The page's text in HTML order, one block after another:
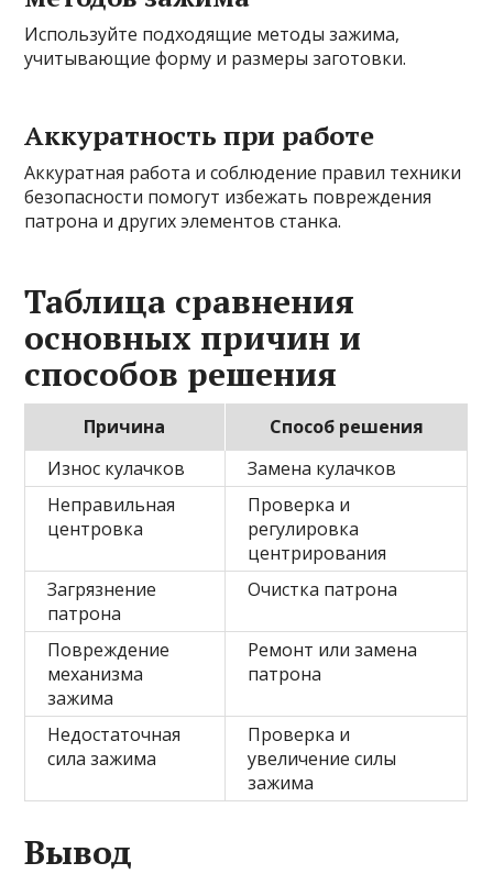
Используйте подходящие методы зажима,
учитывающие форму и размеры заготовки.
Аккуратность при работе
Аккуратная работа и соблюдение правил техники
безопасности помогут избежать повреждения
патрона и других элементов станка.
Таблица сравнения
основных причин и
способов решения
Причина
Способ решения
Износ кулачков
Замена кулачков
Неправильная
центровка
Проверка и
регулировка
центрирования
Загрязнение
патрона
Очистка патрона
Повреждение
механизма
зажима
Ремонт или замена
патрона
Недостаточная
сила зажима
Проверка и
увеличение силы
зажима
Вывод